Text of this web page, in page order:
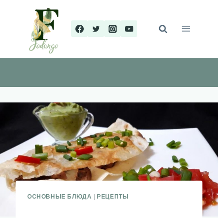
содержимому
ОСНОВНЫЕ БЛЮДА РЕЦЕПТЫ